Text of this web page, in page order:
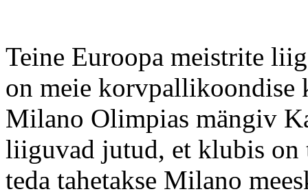
Teine Euroopa meistrite
on meie korvpallikoondise
Milano Olimpias mängiv
liiguvad jutud, et klubis on
teda tahetakse Milano